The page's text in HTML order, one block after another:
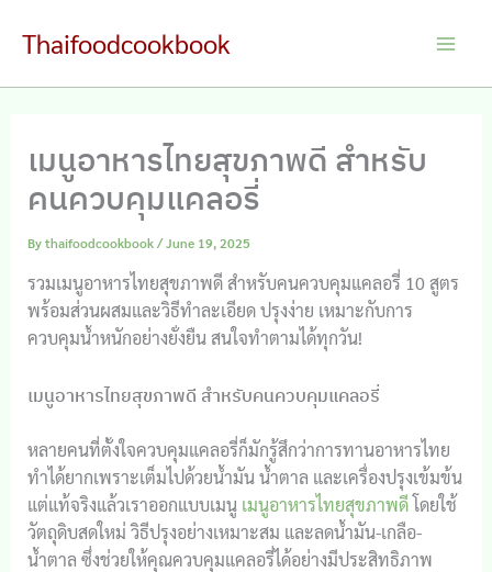
Thaifoodcookbook
เมนูอาหารไทยสุขภาพดี สำหรับ
คนควบคุมแคลอรี่
Bythaifoodcookbook/June 19, 2025
รวมเมนูอาหารไทยสุขภาพดี สำหรับคนควบคุมแคลอรี่ 10 สูตร
พร้อมส่วนผสมและวิธีทำละเอียด ปรุงง่าย เหมาะกับการ
ควบคุมน้ำหนักอย่างยั่งยืน สนใจทำตามได้ทุกวัน!
เมนูอาหารไทยสุขภาพดี สำหรับคนควบคุมแคลอรี่
หลายคนที่ตั้งใจควบคุมแคลอรี่ก็มักรู้สึกว่าการทานอาหารไทย
ทำได้ยากเพราะเต็มไปด้วยน้ำมัน น้ำตาล และเครื่องปรุงเข้มข้น
แต่แท้จริงแล้วเราออกแบบเมนู เมนูอาหารไทยสุขภาพดีโดยใช้
วัตถุดิบสดใหม่ วิธีปรุงอย่างเหมาะสม และลดน้ำมัน-เกลือ-
น้ำตาล ซึ่งช่วยให้คุณควบคุมแคลอรี่ได้อย่างมีประสิทธิภาพ